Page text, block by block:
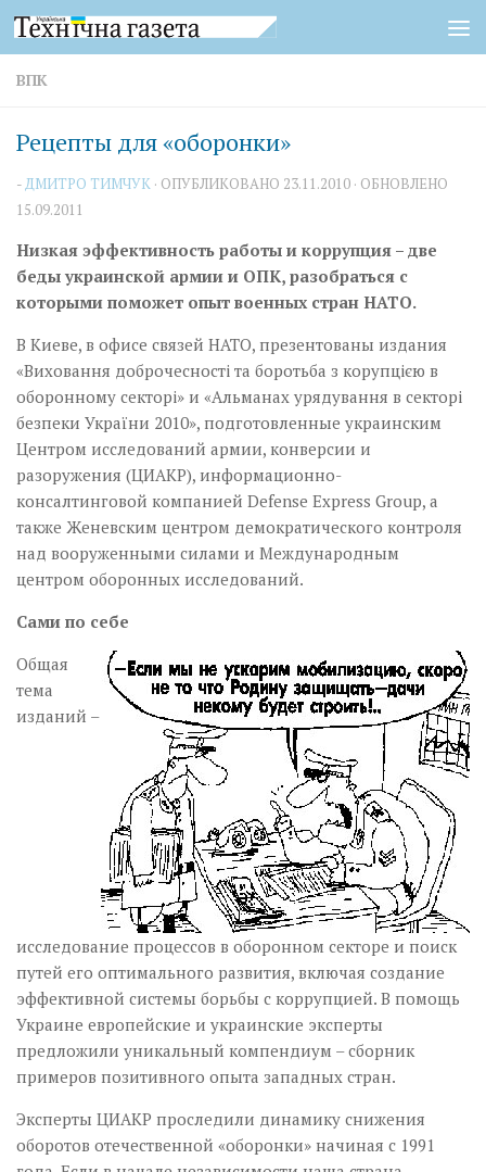
Перейти к содержимому
ВПК
Рецепты для «оборонки»
-ДМИТРО ТИМЧУК · ОПУБЛИКОВАНО 23.11.2010 · ОБНОВЛЕНО
15.09.2011
Низкая эффективность работы и коррупция – две
беды украинской армии и ОПК, разобраться с
которыми поможет опыт военных стран НАТО.
В Киеве, в офисе связей НАТО, презентованы издания
«Виховання доброчесності та боротьба з корупцією в
оборонному секторі» и «Альманах урядування в секторі
безпеки України 2010», подготовленные украинским
Центром исследований армии, конверсии и
разоружения (ЦИАКР), информационно-
консалтинговой компанией Defense Express Group, а
также Женевским центром демократического контроля
над вооруженными силами и Международным
центром оборонных исследований.
Сами по себе
Общая
тема
изданий –
исследование процессов в оборонном секторе и поиск
путей его оптимального развития, включая создание
эффективной системы борьбы с коррупцией. В помощь
Украине европейские и украинские эксперты
предложили уникальный компендиум – сборник
примеров позитивного опыта западных стран.
Эксперты ЦИАКР проследили динамику снижения
оборотов отечественной «оборонки» начиная с 1991